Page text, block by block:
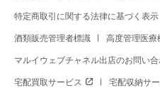
特定商取引に関する法律に基づく表示
酒類販売管理者標識 高度管理医療
マルイウェブチャネル出店のお問い
宅配買取サービス 宅配収納サ